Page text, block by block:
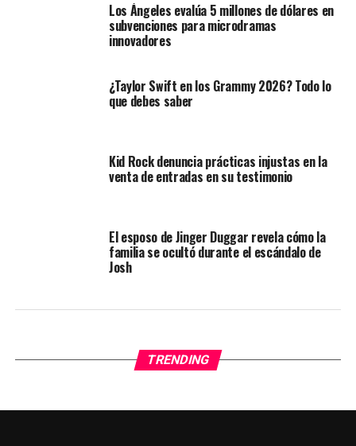
Los Ángeles evalúa 5 millones de dólares en
subvenciones para microdramas
innovadores
¿Taylor Swift en los Grammy 2026? Todo lo
que debes saber
Kid Rock denuncia prácticas injustas en la
venta de entradas en su testimonio
El esposo de Jinger Duggar revela cómo la
familia se ocultó durante el escándalo de
Josh
TRENDING